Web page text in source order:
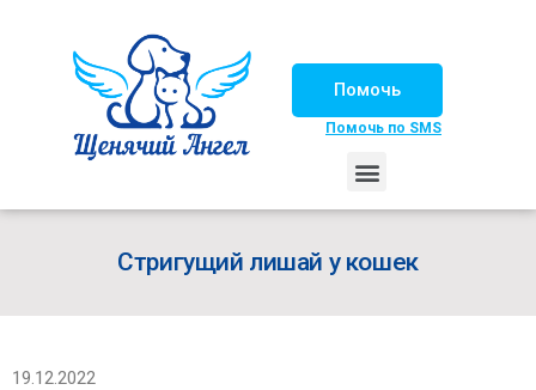
Помочь
Помочь по SMS
Стригущий лишай у кошек
19.12.2022